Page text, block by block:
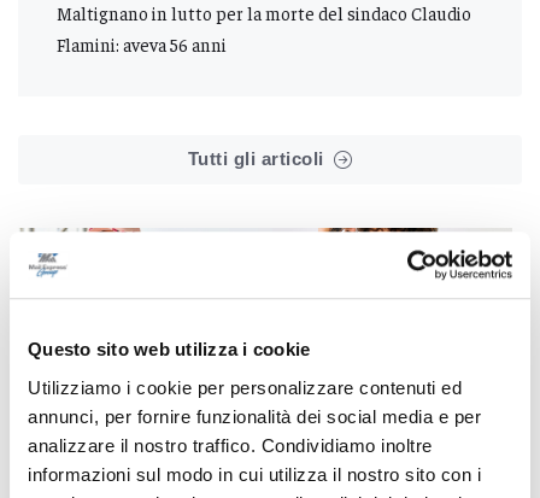
Questo sito web utilizza i cookie
Utilizziamo i cookie per personalizzare contenuti ed
annunci, per fornire funzionalità dei social media e per
analizzare il nostro traffico. Condividiamo inoltre
informazioni sul modo in cui utilizza il nostro sito con i
Maltignano in lutto per la morte del sindaco Claudio
Flamini: aveva 56 anni
Tutti gli articoli
Correlati